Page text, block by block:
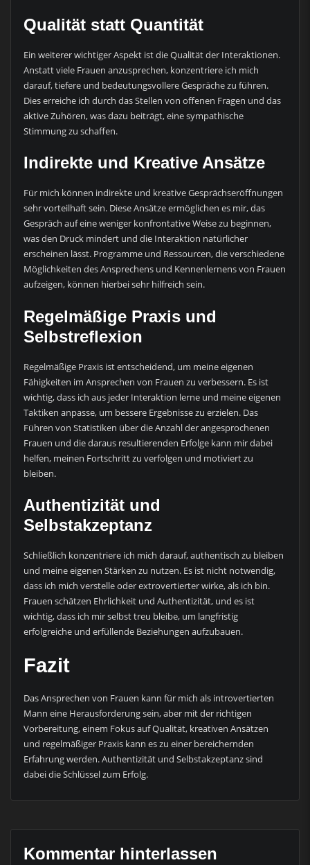
Qualität statt Quantität
Ein weiterer wichtiger Aspekt ist die Qualität der Interaktionen.
Anstatt viele Frauen anzusprechen, konzentriere ich mich
darauf, tiefere und bedeutungsvollere Gespräche zu führen.
Dies erreiche ich durch das Stellen von offenen Fragen und das
aktive Zuhören, was dazu beiträgt, eine sympathische
Stimmung zu schaffen.
Indirekte und Kreative Ansätze
Für mich können indirekte und kreative Gesprächseröffnungen
sehr vorteilhaft sein. Diese Ansätze ermöglichen es mir, das
Gespräch auf eine weniger konfrontative Weise zu beginnen,
was den Druck mindert und die Interaktion natürlicher
erscheinen lässt. Programme und Ressourcen, die verschiedene
Möglichkeiten des Ansprechens und Kennenlernens von Frauen
aufzeigen, können hierbei sehr hilfreich sein.
Regelmäßige Praxis und
Selbstreflexion
Regelmäßige Praxis ist entscheidend, um meine eigenen
Fähigkeiten im Ansprechen von Frauen zu verbessern. Es ist
wichtig, dass ich aus jeder Interaktion lerne und meine eigenen
Taktiken anpasse, um bessere Ergebnisse zu erzielen. Das
Führen von Statistiken über die Anzahl der angesprochenen
Frauen und die daraus resultierenden Erfolge kann mir dabei
helfen, meinen Fortschritt zu verfolgen und motiviert zu
bleiben.
Authentizität und
Selbstakzeptanz
Schließlich konzentriere ich mich darauf, authentisch zu bleiben
und meine eigenen Stärken zu nutzen. Es ist nicht notwendig,
dass ich mich verstelle oder extrovertierter wirke, als ich bin.
Frauen schätzen Ehrlichkeit und Authentizität, und es ist
wichtig, dass ich mir selbst treu bleibe, um langfristig
erfolgreiche und erfüllende Beziehungen aufzubauen.
Fazit
Das Ansprechen von Frauen kann für mich als introvertierten
Mann eine Herausforderung sein, aber mit der richtigen
Vorbereitung, einem Fokus auf Qualität, kreativen Ansätzen
und regelmäßiger Praxis kann es zu einer bereichernden
Erfahrung werden. Authentizität und Selbstakzeptanz sind
dabei die Schlüssel zum Erfolg.
Kommentar hinterlassen